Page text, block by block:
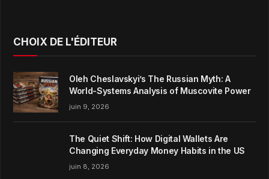
CHOIX DE L'ÉDITEUR
Oleh Cheslavskyi’s The Russian Myth: A
World-Systems Analysis of Muscovite Power
juin 9, 2026
The Quiet Shift: How Digital Wallets Are
Changing Everyday Money Habits in the US
juin 8, 2026